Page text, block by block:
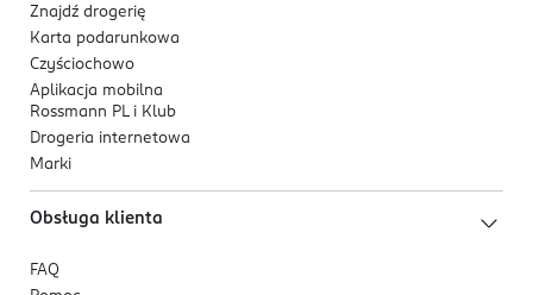
Znajdź drogerię
Karta podarunkowa
Czyściochowo
Aplikacja mobilna
Rossmann PL i Klub
Drogeria internetowa
Marki
Obsługa klienta
FAQ